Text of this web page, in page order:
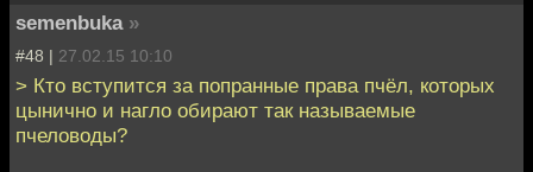
semenbuka »
#48 | 27.02.15 10:10
> Кто вступится за попранные права пчёл, которых
цынично и нагло обирают так называемые
пчеловоды?